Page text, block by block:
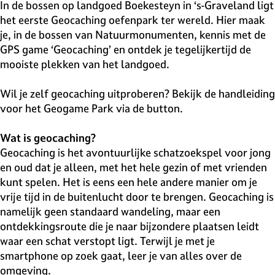
e
H
i
e
m
In de bossen op landgoed Boekesteyn in ‘s-Graveland ligt
het eerste Geocaching oefenpark ter wereld. Hier maak
je, in de bossen van Natuurmonumenten, kennis met de
GPS game ‘Geocaching’ en ontdek je tegelijkertijd de
mooiste plekken van het landgoed.
Wil je zelf geocaching uitproberen? Bekijk de handleiding
voor het Geogame Park via de button.
Wat is geocaching?
Geocaching is het avontuurlijke schatzoekspel voor jong
en oud dat je alleen, met het hele gezin of met vrienden
kunt spelen. Het is eens een hele andere manier om je
vrije tijd in de buitenlucht door te brengen. Geocaching is
namelijk geen standaard wandeling, maar een
ontdekkingsroute die je naar bijzondere plaatsen leidt
waar een schat verstopt ligt. Terwijl je met je
smartphone op zoek gaat, leer je van alles over de
omgeving.